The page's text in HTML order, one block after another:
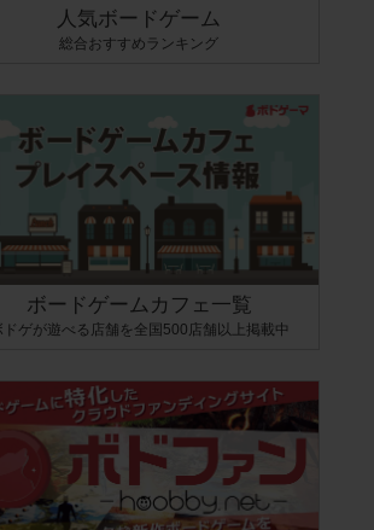
人気ボードゲーム
総合おすすめランキング
ボードゲームカフェ一覧
ドゲが遊べる店舗を全国500店舗以上掲載中